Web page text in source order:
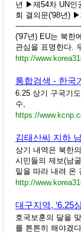
년 ▶제54차 UN인
회 결의문('98년) ▶
('97년) EU는 북한
관심을 표명한다.
http://
통합검색 - 한국
6.25 상기 구국기
수,
김태산씨 지하
상기 내역은 북한
시민들의 제보(남
밑을 따라 내려 온
http://
대구지역, ‘6.25
호국보훈의 달을
를 튼튼히 해야겠